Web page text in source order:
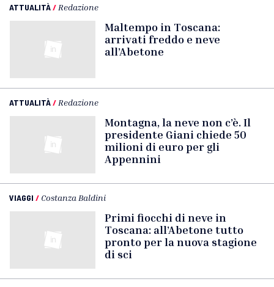
ATTUALITÀ/ Redazione
Maltempo in Toscana:
arrivati freddo e neve
all’Abetone
ATTUALITÀ/ Redazione
Montagna, la neve non c’è. Il
presidente Giani chiede 50
milioni di euro per gli
Appennini
VIAGGI / Costanza Baldini
Primi fiocchi di neve in
Toscana: all’Abetone tutto
pronto per la nuova stagione
di sci